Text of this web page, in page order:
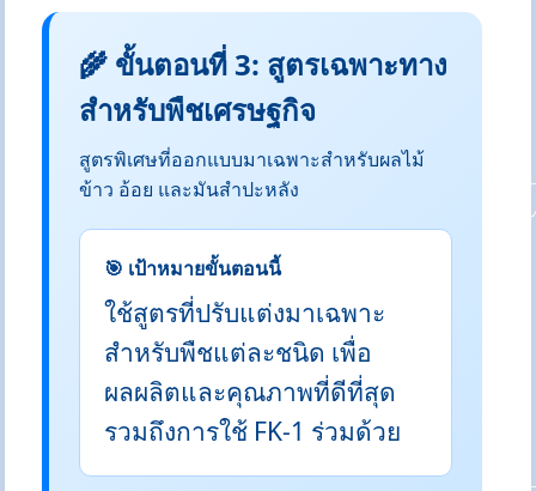
🌾 ขั้นตอนที่ 3: สูตรเฉพาะทาง
สำหรับพืชเศรษฐกิจ
สูตรพิเศษที่ออกแบบมาเฉพาะสำหรับผลไม้
ข้าว อ้อย และมันสำปะหลัง
🎯 เป้าหมายขั้นตอนนี้
ใช้สูตรที่ปรับแต่งมาเฉพาะ
สำหรับพืชแต่ละชนิด เพื่อ
ผลผลิตและคุณภาพที่ดีที่สุด
รวมถึงการใช้ FK-1 ร่วมด้วย